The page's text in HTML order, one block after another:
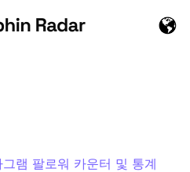
램 팔로워 카운터 및 통계